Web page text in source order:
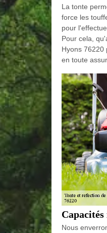
La tonte
force les
pour
Pour cela,
Hyons 76220
en toute
Nous